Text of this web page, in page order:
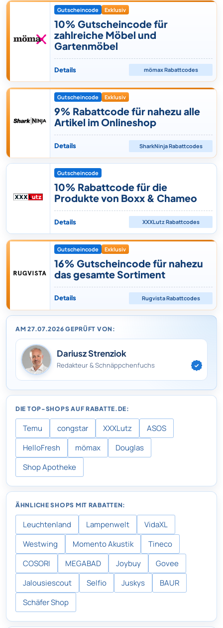
AM 27.07.2026 GEPRÜFT VON:
Dariusz Strenziok
Redakteur & Schnäppchenfuchs
DIE TOP-SHOPS AUF RABATTE.DE:
Temu congstar XXXLutz
ASOS
HelloFresh
mömax
Douglas
Shop Apotheke
ÄHNLICHE SHOPS MIT RABATTEN:
Leuchtenland Lampenwelt
VidaXL
Westwing
Momento Akustik
Tineco
COSORI
MEGABAD Joybuy
Govee
Jalousiescout
Selfio Juskys
BAUR
Schäfer Shop
Gutscheincode Exklusiv
10% Gutscheincode für
zahlreiche Möbel und
Gartenmöbel
Details mömaxRabattcodes
Gutscheincode Exklusiv
9% Rabattcode für nahezu alle
Artikel im Onlineshop
Details SharkNinjaRabattcodes
Gutscheincode
10% Rabattcode für die
Produkte von Boxx & Chameo
Details XXXLutzRabattcodes
Gutscheincode Exklusiv
16% Gutscheincode für nahezu
das gesamte Sortiment
Details RugvistaRabattcodes